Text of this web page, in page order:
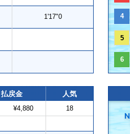
1'17"0 4
5
6
払戻金 人気
¥4,880 18